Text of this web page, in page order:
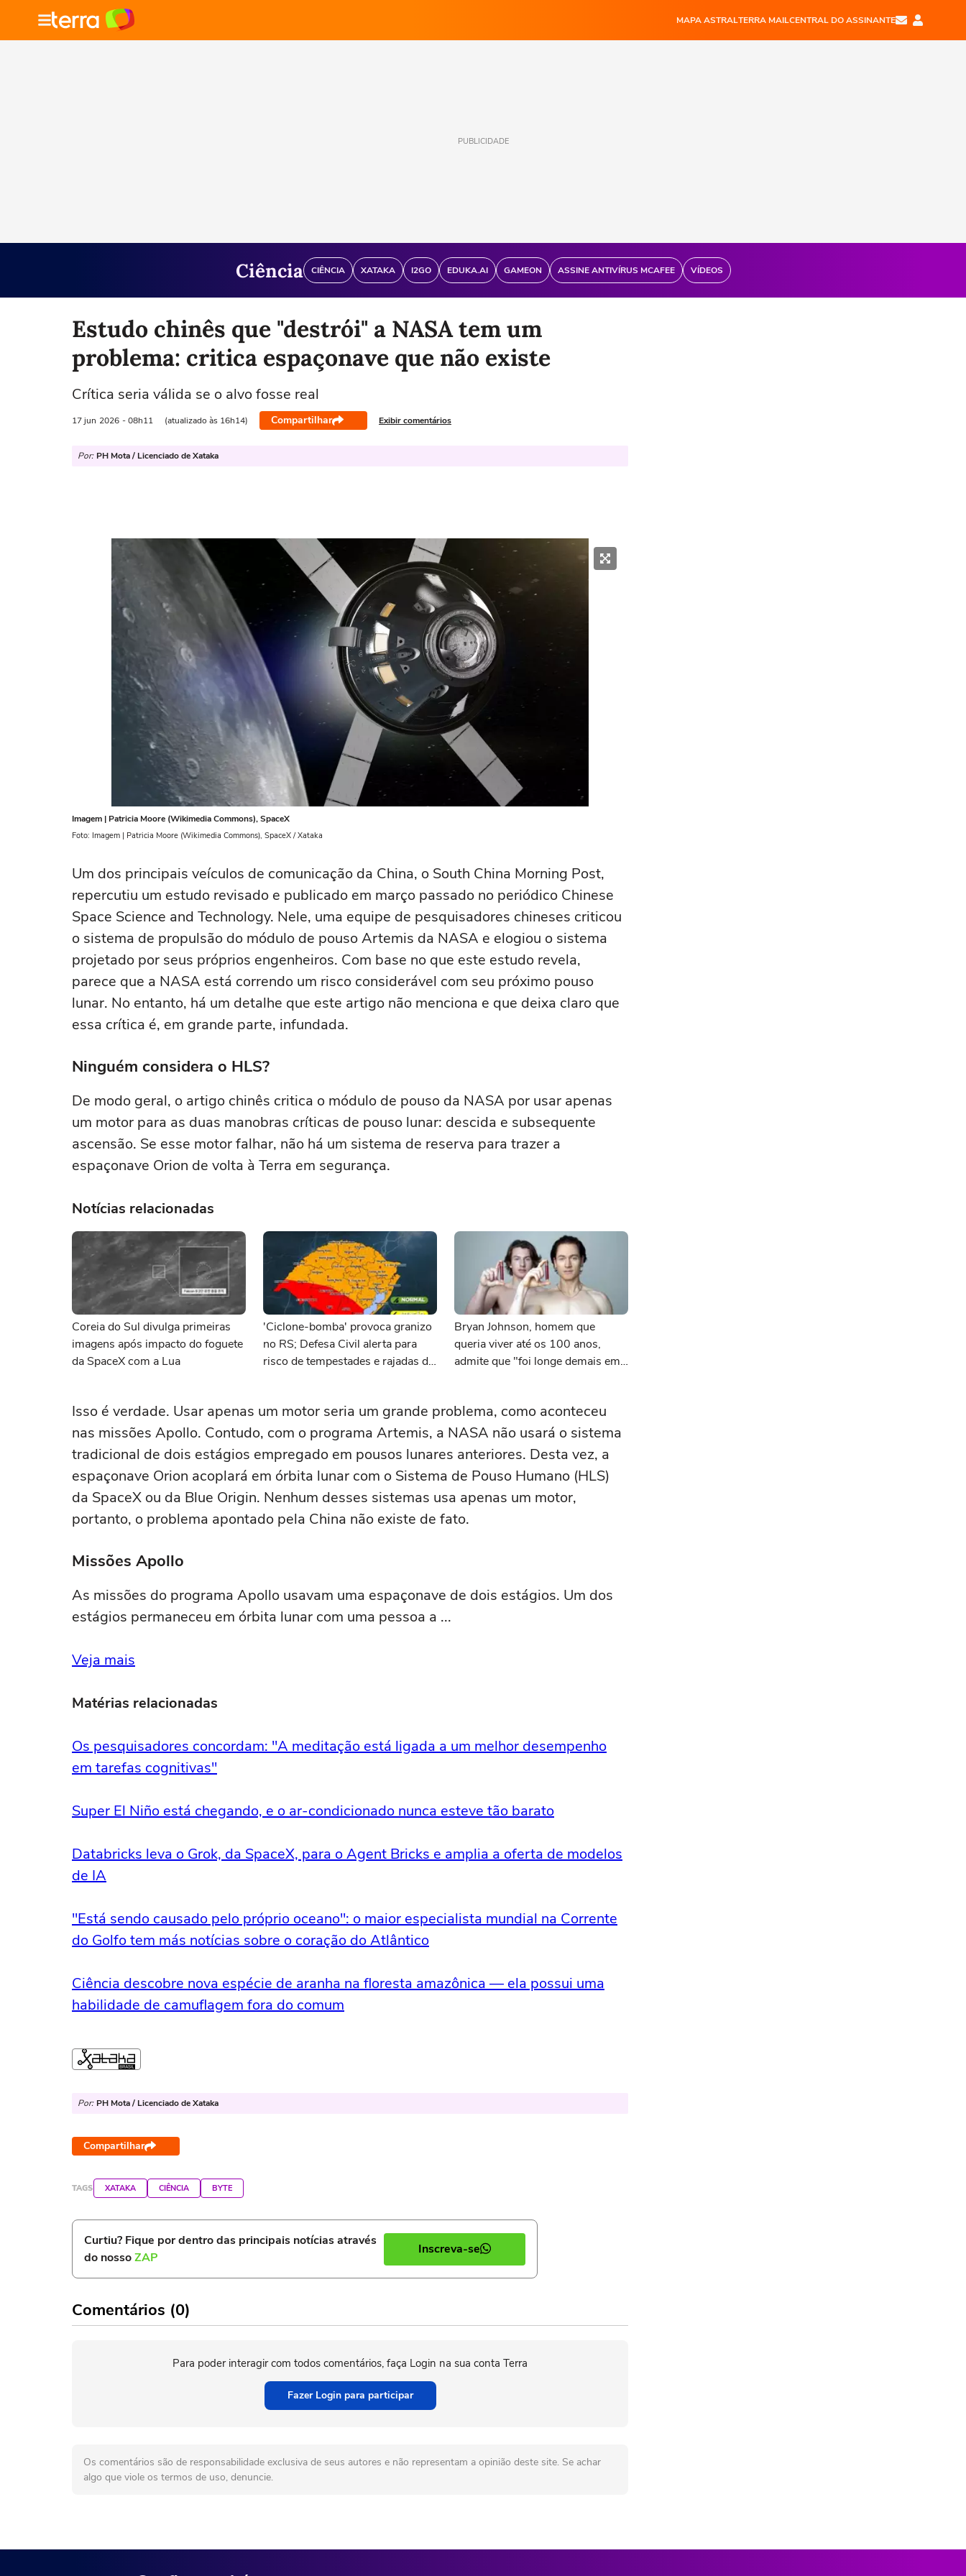
MAPA ASTRALTERRA MAILCENTRAL DO ASSINANTE
PUBLICIDADE
Ciência CIÊNCIA XATAKA I2GO EDUKA.AI GAMEON ASSINE ANTIVÍRUS MCAFEE VÍDEOS
Estudo chinês que "destrói" a NASA tem um
problema: critica espaçonave que não existe
Crítica seria válida se o alvo fosse real
17 jun 2026 - 08h11 (atualizado às 16h14) Compartilhar Exibir comentários
Por: PH Mota / Licenciado de Xataka
Imagem | Patricia Moore (Wikimedia Commons), SpaceX
Foto: Imagem | Patricia Moore (Wikimedia Commons), SpaceX / Xataka
Um dos principais veículos de comunicação da China, o South China Morning Post,
repercutiu um estudo revisado e publicado em março passado no periódico Chinese
Space Science and Technology. Nele, uma equipe de pesquisadores chineses criticou
o sistema de propulsão do módulo de pouso Artemis da NASA e elogiou o sistema
projetado por seus próprios engenheiros. Com base no que este estudo revela,
parece que a NASA está correndo um risco considerável com seu próximo pouso
lunar. No entanto, há um detalhe que este artigo não menciona e que deixa claro que
essa crítica é, em grande parte, infundada.
Ninguém considera o HLS?
De modo geral, o artigo chinês critica o módulo de pouso da NASA por usar apenas
um motor para as duas manobras críticas de pouso lunar: descida e subsequente
ascensão. Se esse motor falhar, não há um sistema de reserva para trazer a
espaçonave Orion de volta à Terra em segurança.
Notícias relacionadas
Coreia do Sul divulga primeiras
imagens após impacto do foguete
da SpaceX com a Lua
'Ciclone-bomba' provoca granizo
no RS; Defesa Civil alerta para
risco de tempestades e rajadas de
Bryan Johnson, homem que
queria viver até os 100 anos,
admite que "foi longe demais em
Isso é verdade. Usar apenas um motor seria um grande problema, como aconteceu
nas missões Apollo. Contudo, com o programa Artemis, a NASA não usará o sistema
tradicional de dois estágios empregado em pousos lunares anteriores. Desta vez, a
espaçonave Orion acoplará em órbita lunar com o Sistema de Pouso Humano (HLS)
da SpaceX ou da Blue Origin. Nenhum desses sistemas usa apenas um motor,
portanto, o problema apontado pela China não existe de fato.
Missões Apollo
As missões do programa Apollo usavam uma espaçonave de dois estágios. Um dos
estágios permaneceu em órbita lunar com uma pessoa a ...
Veja mais
Matérias relacionadas
Os pesquisadores concordam: "A meditação está ligada a um melhor desempenho
em tarefas cognitivas"
Super El Niño está chegando, e o ar-condicionado nunca esteve tão barato
Databricks leva o Grok, da SpaceX, para o Agent Bricks e amplia a oferta de modelos
de IA
"Está sendo causado pelo próprio oceano": o maior especialista mundial na Corrente
do Golfo tem más notícias sobre o coração do Atlântico
Ciência descobre nova espécie de aranha na floresta amazônica — ela possui uma
habilidade de camuflagem fora do comum
Por: PH Mota / Licenciado de Xataka
Compartilhar
TAGS XATAKA CIÊNCIA BYTE
Curtiu? Fique por dentro das principais notícias através
do nossoZAP
Inscreva-se
Comentários (0)
Para poder interagir com todos comentários, faça Login na sua conta Terra
Fazer Login para participar
Os comentários são de responsabilidade exclusiva de seus autores e não representam a opinião deste site. Se achar
algo que viole os termos de uso, denuncie.